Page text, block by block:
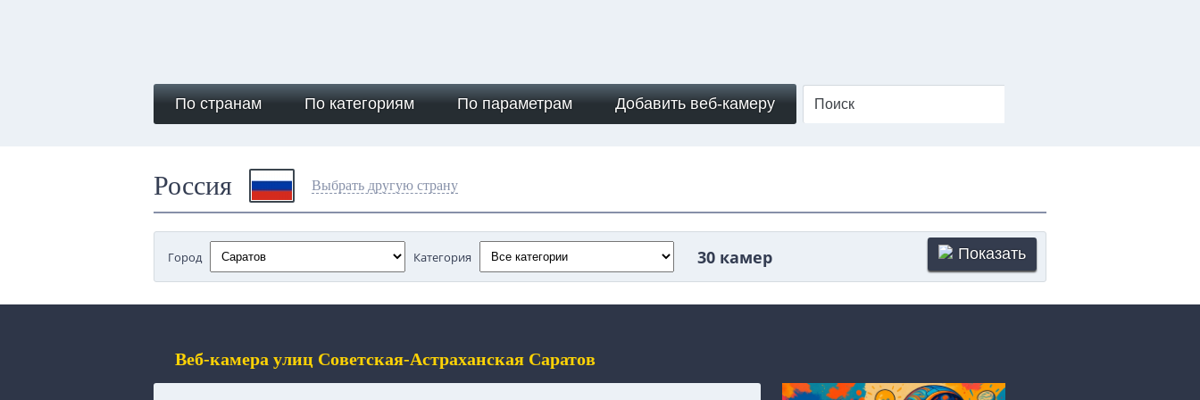
По странам По категориям По параметрам Добавить веб-камеру
Россия Выбрать другую страну
Город Категория 30 камер Показать
Веб-камера улиц Советская-Астраханская Саратов